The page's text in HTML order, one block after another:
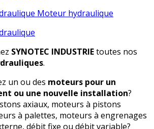
Moteur hydraulique
SYNOTEC INDUSTRIEtoutes nos
.
un ou des moteurs pour un
ou une nouvelle installation?
axiaux, moteurs à pistons
à palettes, moteurs à engrenages
débit fixe ou débit variable?